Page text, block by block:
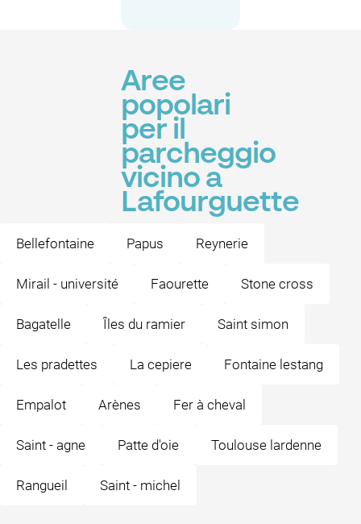
Aree
popolari
per il
parcheggio
vicino a
Lafourguette
Bellefontaine Papus Reynerie
Mirail - université Faourette Stone cross
Bagatelle Îles du ramier Saint simon
Les pradettes La cepiere Fontaine lestang
Empalot Arènes Fer à cheval
Saint - agne Patte d'oie Toulouse lardenne
Rangueil Saint - michel